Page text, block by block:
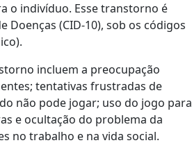
o indivíduo. Esse transtorno é
(CID-10), sob os códigos
incluem a preocupação
tentativas frustradas de
não pode jogar; uso do jogo para
e ocultação do problema da
no trabalho e na vida social.